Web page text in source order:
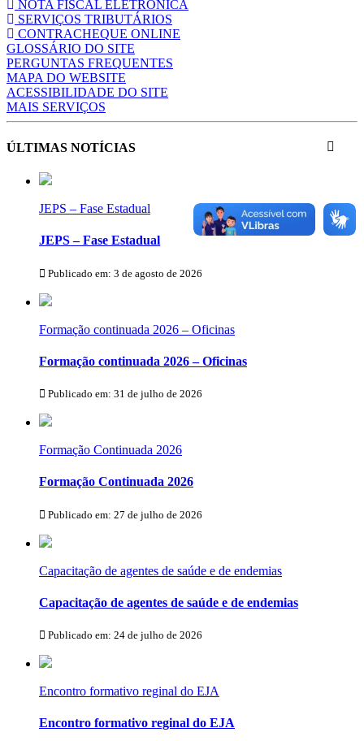
NOTA FISCAL ELETRÔNICA
SERVIÇOS TRIBUTÁRIOS
CONTRACHEQUE ONLINE
GLOSSÁRIO DO SITE
PERGUNTAS FREQUENTES
MAPA DO WEBSITE
ACESSIBILIDADE DO SITE
MAIS SERVIÇOS
ÚLTIMAS NOTÍCIAS
JEPS – Fase Estadual
JEPS – Fase Estadual
Publicado em: 3 de agosto de 2026
Formação continuada 2026 – Oficinas
Formação continuada 2026 – Oficinas
Publicado em: 31 de julho de 2026
Formação Continuada 2026
Formação Continuada 2026
Publicado em: 27 de julho de 2026
Capacitação de agentes de saúde e de endemias
Capacitação de agentes de saúde e de endemias
Publicado em: 24 de julho de 2026
Encontro formativo reginal do EJA
Encontro formativo reginal do EJA